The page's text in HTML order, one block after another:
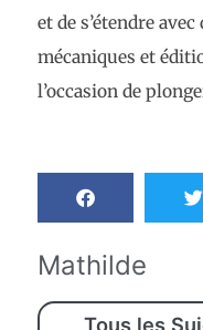
et de s’étendre
mécaniques et
l’occasion de
Mathilde
Tous les